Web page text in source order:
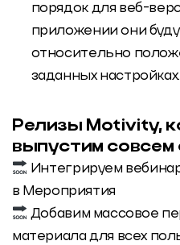
порядок для веб-
приложении они
относительно
заданных настройках.
Релизы Motivity,
выпустим совсем
Интегрируем
в Мероприятия
Добавим массовое
материала для всех